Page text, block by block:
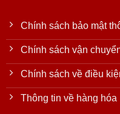
Chính sách bảo mật
Chính sách vận
Chính sách về điều
Thông tin về hàng hóa